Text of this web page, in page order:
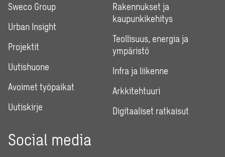
Sweco Group
Urban Insight
Projektit
Uutishuone
Avoimet työpaikat
Uutiskirje
Rakennukset ja
kaupunkikehitys
Teollisuus, energia ja
ympäristö
Infra ja liikenne
Arkkitehtuuri
Digitaaliset ratkaisut
Social media